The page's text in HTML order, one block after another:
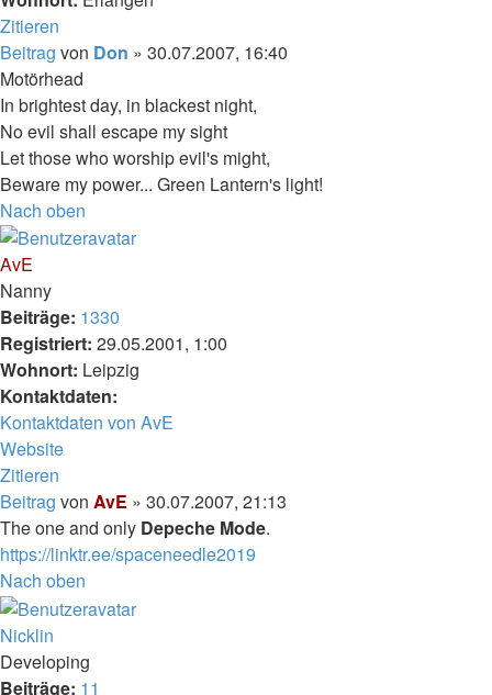
Zitieren
Beitrag von Don » 30.07.2007, 16:40
Motörhead
In brightest day, in blackest night,
No evil shall escape my sight
Let those who worship evil's might,
Beware my power... Green Lantern's light!
Nach oben
AvE
Nanny
Beiträge: 1330
Registriert: 29.05.2001, 1:00
Wohnort: Leipzig
Kontaktdaten:
Kontaktdaten von AvE
Website
Zitieren
Beitrag von AvE » 30.07.2007, 21:13
The one and only Depeche Mode.
https://linktr.ee/spaceneedle2019
Nach oben
Nicklin
Developing
Beiträge: 11